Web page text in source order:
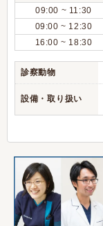
09:00 ~ 11:30
09:00 ~ 12:30
16:00 ~ 18:30
診察動物
設備・取り扱い